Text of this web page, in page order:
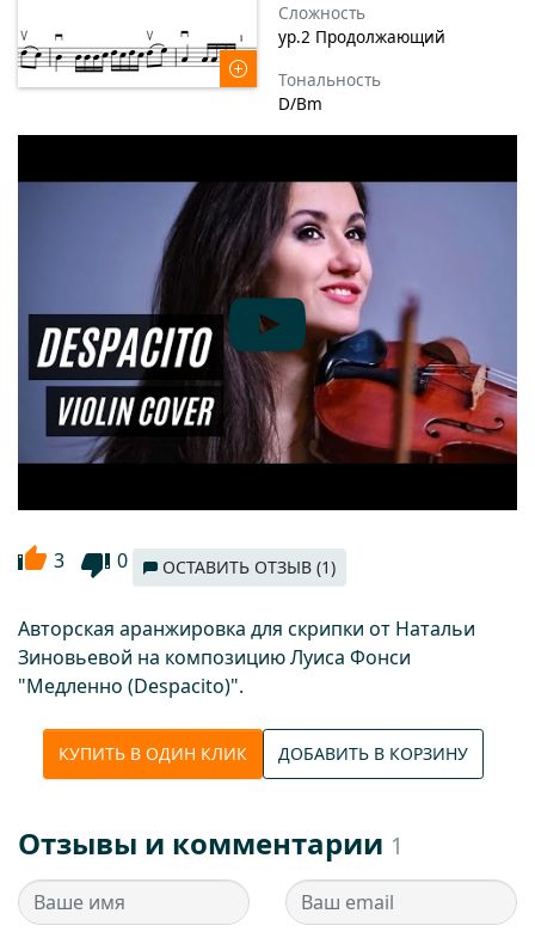
Сложность
ур.2 Продолжающий
Тональность
D/Bm
3 0 ОСТАВИТЬ ОТЗЫВ (1)
Авторская аранжировка для скрипки от Натальи
Зиновьевой на композицию Луиса Фонси
"Медленно (Despacito)".
КУПИТЬ В ОДИН КЛИК ДОБАВИТЬ В КОРЗИНУ
Отзывы и комментарии 1